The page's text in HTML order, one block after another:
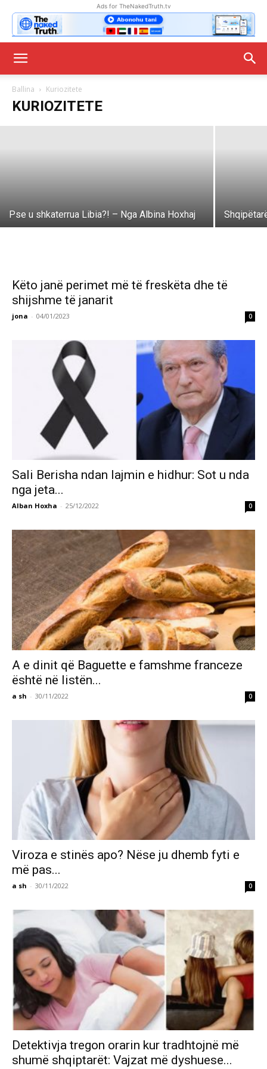
Ads for TheNakedTruth.tv
Ballina Kuriozitete
KURIOZITETE
“Tokyo Tirana”! AI në televizionet
shqiptare, spikerja virtuale nga
Euronews Albania
tv zjarr - 02/10/2023
Pse u shkaterrua Libia?! – Nga Albina Hoxhaj
Këto janë perimet më të freskëta dhe të
shijshme të janarit
jona - 04/01/2023 0
Sali Berisha ndan lajmin e hidhur: Sot u nda
nga jeta...
Alban Hoxha - 25/12/2022 0
A e dinit që Baguette e famshme franceze
është në listën...
a sh - 30/11/2022 0
Viroza e stinës apo? Nëse ju dhemb fyti e
më pas...
a sh - 30/11/2022 0
Detektivja tregon orarin kur tradhtojnë më
shumë shqiptarët: Vajzat më dyshuese...